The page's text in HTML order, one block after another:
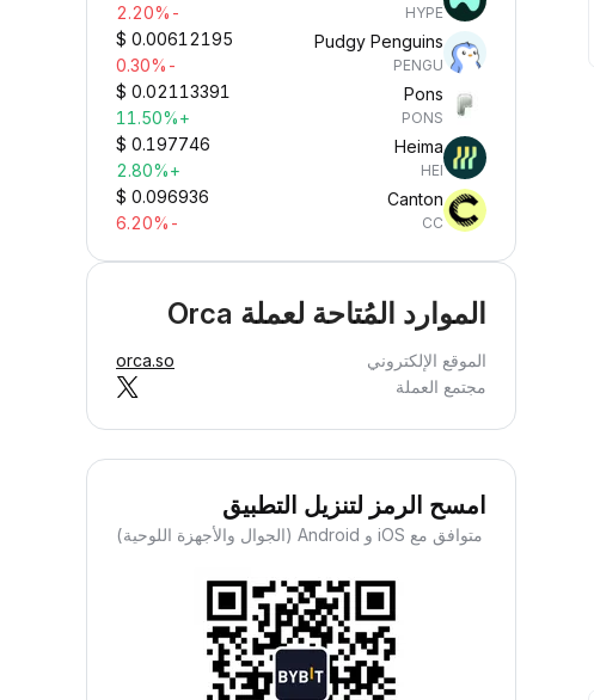
HYPE
-2.20%
Pudgy Penguins
PENGU
$ 0.00612195
-0.30%
Pons
PONS
$ 0.02113391
+11.50%
Heima
HEI
$ 0.197746
+2.80%
Canton
CC
$ 0.096936
-6.20%
الموارد المُتاحة لعملة Orca
الموقع الإلكتروني
orca.so
مجتمع العملة
امسح الرمز لتنزيل التطبيق
متوافق مع iOS و Android (الجوال والأجهزة اللوحية)